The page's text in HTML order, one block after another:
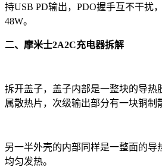
持USB PD输出，PDO握手互不干扰
48W。
二、摩米士2A2C充电器拆解
拆开盖子，盖子内部是一整块的导热
属散热片，次级输出部分有一块铜制
另一半外壳的内部同样是一整面的导
均匀发热。